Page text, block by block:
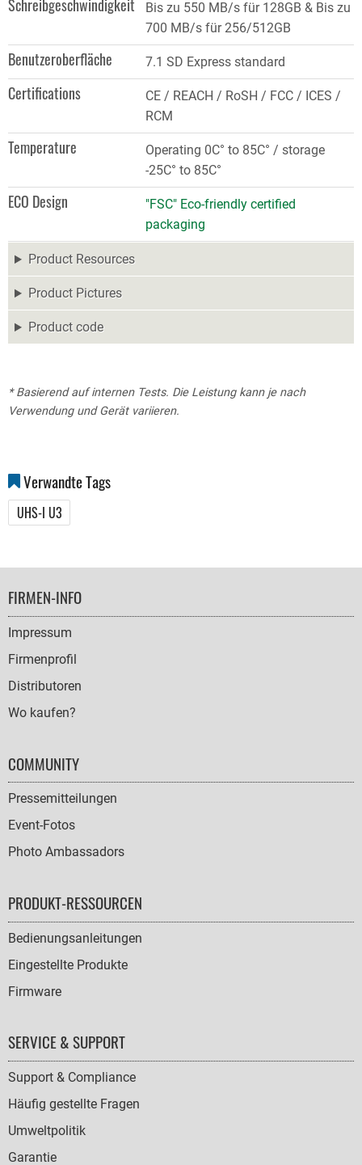
Schreibgeschwindigkeit
Bis zu 550 MB/s für 128GB & Bis zu
700 MB/s für 256/512GB
Benutzeroberfläche 7.1 SD Express standard
Certifications
CE / REACH / RoSH / FCC / ICES /
RCM
Temperature
Operating 0C° to 85C° / storage
-25C° to 85C°
ECO Design
"FSC" Eco-friendly certified
packaging
Product Resources
Product Pictures
Product code
* Basierend auf internen Tests. Die Leistung kann je nach
Verwendung und Gerät variieren.
Verwandte Tags
UHS-I U3
FOOTER
NAVIGATION
FIRMEN-INFO
Impressum
Firmenprofil
Distributoren
Wo kaufen?
COMMUNITY
Pressemitteilungen
Event-Fotos
Photo Ambassadors
PRODUKT-RESSOURCEN
Bedienungsanleitungen
Eingestellte Produkte
Firmware
SERVICE & SUPPORT
Support & Compliance
Häufig gestellte Fragen
Umweltpolitik
Garantie